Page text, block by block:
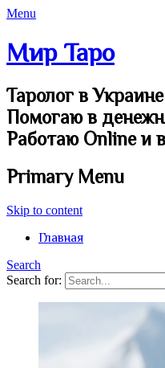
Menu
Мир Таро
Таролог в
Помогаю в
Работаю Online и
Primary Menu
Skip to content
Главная
Search
Search for: